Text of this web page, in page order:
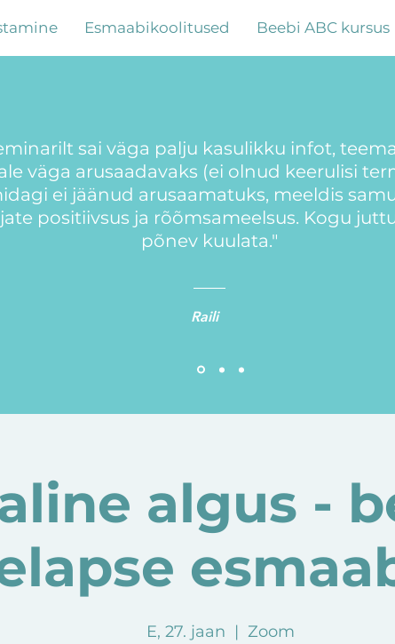
Esmaabikoolitused Beebi ABC kursus
sai väga palju kasulikku infot,
väga arusaadavaks (ei olnud keerulisi
ei jäänud arusaamatuks, meeldis
positiivsus ja rõõmsameelsus. Kogu
põnev kuulata."
Raili
algus -
E, 27. jaan
  |
Zoom